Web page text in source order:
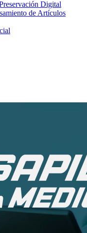
Digital
de Artículos